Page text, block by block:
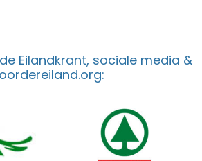
Eilandkrant, sociale media &